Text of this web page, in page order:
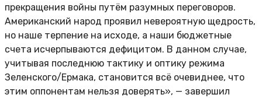
прекращения войны путём разумных переговоров.
Американский народ проявил невероятную щедрость,
но наше терпение на исходе, а наши бюджетные
счета исчерпываются дефицитом. В данном случае,
учитывая последнюю тактику и оптику режима
Зеленского/Ермака, становится всё очевиднее, что
этим оппонентам нельзя доверять», — завершил